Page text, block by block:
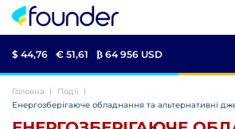
$ 44,76 € 51,61 ₿ 64 956 USD
Головна
Події
Енергозберігаюче обладнання та альтернативні